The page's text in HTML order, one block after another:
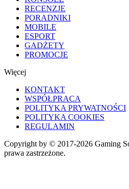
RECENZJE
PORADNIKI
MOBILE
ESPORT
GADŻETY
PROMOCJE
Więcej
KONTAKT
WSPÓŁPRACA
POLITYKA PRYWATNOŚCI
POLITYKA COOKIES
REGULAMIN
Copyright by © 2017-2026 Gaming
prawa zastrzeżone.